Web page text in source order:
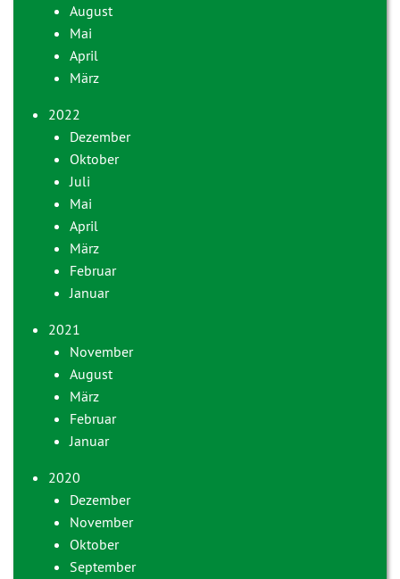
August
Mai
April
März
2022
Dezember
Oktober
Juli
Mai
April
März
Februar
Januar
2021
November
August
März
Februar
Januar
2020
Dezember
November
Oktober
September